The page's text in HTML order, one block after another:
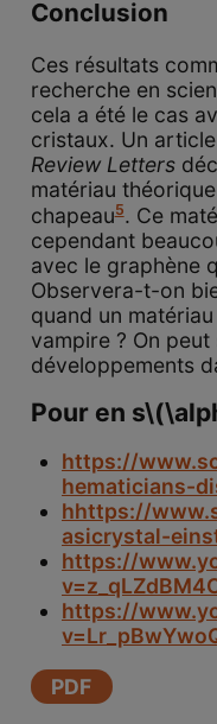
Conclusion
Ces résultats
recherche en
cela a été le cas
cristaux. Un
Review Letters
matériau
chapeau5. Ce
cependant
avec le graphène
Observera-t-on
quand un
vampire ? On peut
développements
Pour en s
https://
hematicians-
hhttps://
asicrystal-
https://
https://
PDF